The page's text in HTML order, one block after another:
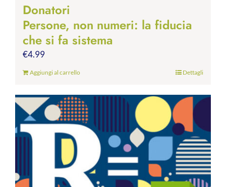
Donatori
Persone, non numeri: la fiducia
che si fa sistema
€4.99
Aggiungi al carrello Dettagli